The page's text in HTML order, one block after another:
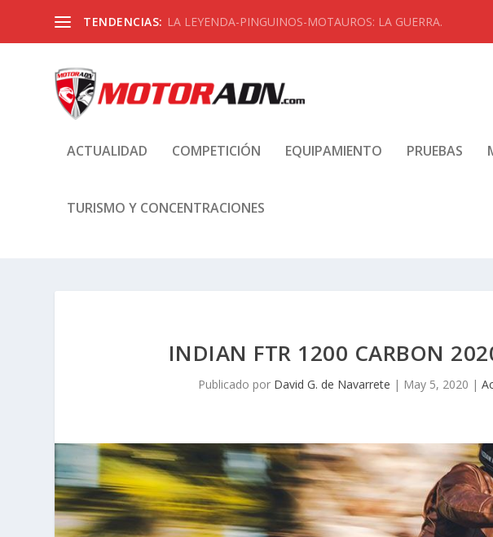
TENDENCIAS: LA LEYENDA-PINGUINOS-MOTAUROS: LA GUERRA.
ACTUALIDAD COMPETICIÓN EQUIPAMIENTO PRUEBAS
TURISMO Y CONCENTRACIONES
INDIAN FTR 1200 CARBON
Publicado por David G. de Navarrete | May 5, 2020 |